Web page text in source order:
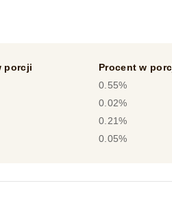
porcji
Procent w
0.55%
0.02%
0.21%
0.05%